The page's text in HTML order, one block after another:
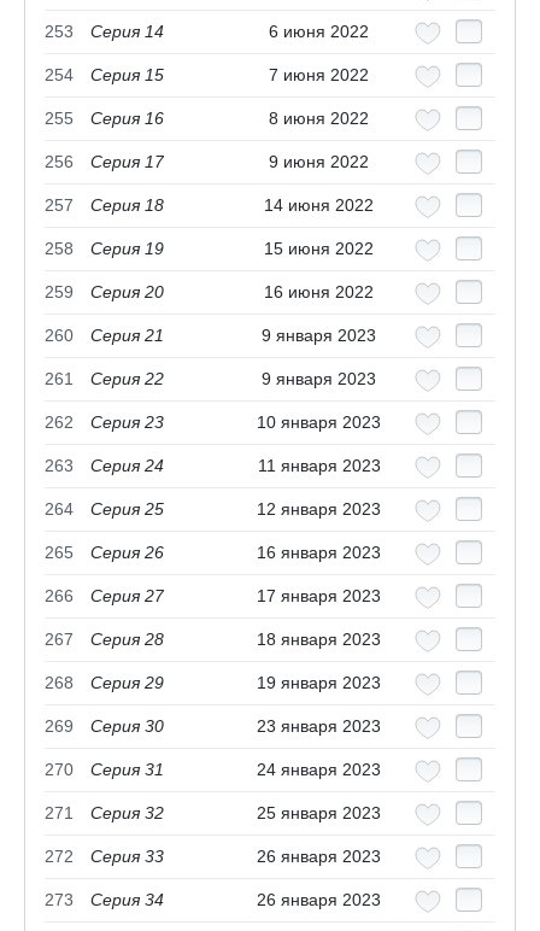
253 Серия 14 6 июня 2022
254 Серия 15 7 июня 2022
255 Серия 16 8 июня 2022
256 Серия 17 9 июня 2022
257 Серия 18 14 июня 2022
258 Серия 19 15 июня 2022
259 Серия 20 16 июня 2022
260 Серия 21 9 января 2023
261 Серия 22 9 января 2023
262 Серия 23 10 января 2023
263 Серия 24 11 января 2023
264 Серия 25 12 января 2023
265 Серия 26 16 января 2023
266 Серия 27 17 января 2023
267 Серия 28 18 января 2023
268 Серия 29 19 января 2023
269 Серия 30 23 января 2023
270 Серия 31 24 января 2023
271 Серия 32 25 января 2023
272 Серия 33 26 января 2023
273 Серия 34 26 января 2023